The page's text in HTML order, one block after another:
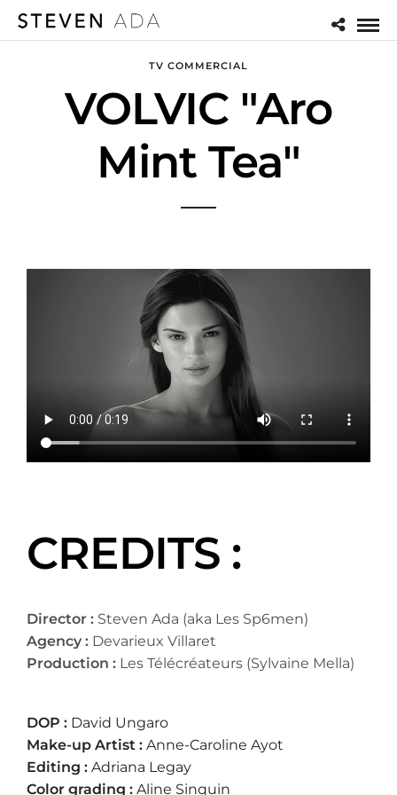
TV COMMERCIAL
VOLVIC "Aro
Mint Tea"
CREDITS :
Director : Steven Ada (aka Les Sp6men)
Agency : Devarieux Villaret
Production : Les Télécréateurs (Sylvaine Mella)
DOP : David Ungaro
Make-up Artist : Anne-Caroline Ayot
Editing : Adriana Legay
Color grading : Aline Sinquin